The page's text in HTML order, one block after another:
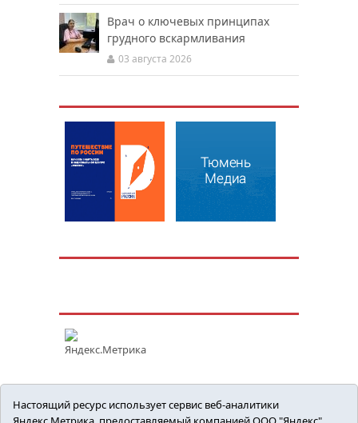
Врач о ключевых принципах
грудного вскармливания
03 августа 2026
Настоящий ресурс использует сервис веб-аналитики